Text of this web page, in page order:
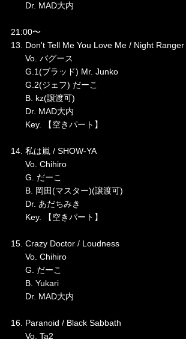
Dr. MAD大内
21:00〜
13. Don't Tell Me You Love Me / Night Ranger
Vo. バグース
G.1(ブラッド) Mr. Junko
G.2(ジェフ) だーこ
B. kz(譲渡可)
Dr. MAD大内
Key. 【空きパート】
14. 私は嵐 / SHOW-YA
Vo. Chihiro
G. だーこ
B. 岡田(マスター)(譲渡可)
Dr. あだちみき
Key. 【空きパート】
15. Crazy Doctor / Loudness
Vo. Chihiro
G. だーこ
B. Yukari
Dr. MAD大内
16. Paranoid / Black Sabbath
Vo. Ta2